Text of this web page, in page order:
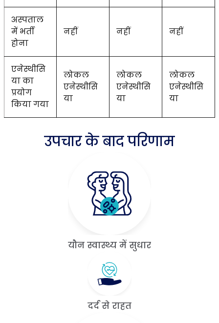
अस्पताल
में भर्ती
होना
नहीं नहीं नहीं
एनेस्थीसि
या का
प्रयोग
किया गया
लोकल
एनेस्थीसि
या
लोकल
एनेस्थीसि
या
लोकल
एनेस्थीसि
या
उपचार के बाद परिणाम
यौन स्वास्थ्य में सुधार
दर्द से राहत